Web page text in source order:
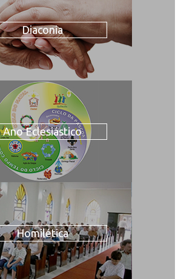
Diaconia
Ano Eclesiástico
Homilética